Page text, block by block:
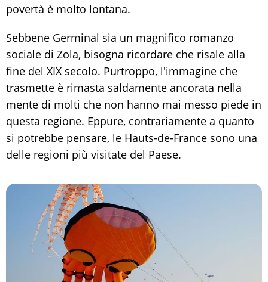
povertà è molto lontana.
Sebbene Germinal sia un magnifico romanzo
sociale di Zola, bisogna ricordare che risale alla
fine del XIX secolo. Purtroppo, l'immagine che
trasmette è rimasta saldamente ancorata nella
mente di molti che non hanno mai messo piede in
questa regione. Eppure, contrariamente a quanto
si potrebbe pensare, le Hauts-de-France sono una
delle regioni più visitate del Paese.